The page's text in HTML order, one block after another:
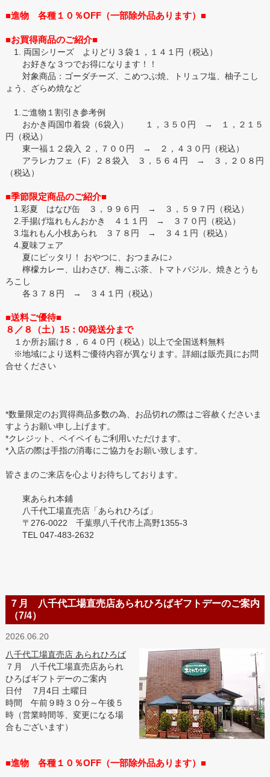
■進物 各種１０％OFF（一部除外品あります）■
■お買得商品のご紹介■
1. 両国シリーズ よりどり３袋１，１４１円（税込）
お好きな３つでお得になります！！
対象商品：ゴーダチーズ、こめつぶ焼、トリュフ塩、柚子こし
ょう、ざらめ焼など
1.ご進物１割引き参考例
おかき両国巾着袋（6袋入） １，３５０円 → １，２１５
円（税込）
東一福１２袋入 ２，７００円 → ２，４３０円（税込）
アラレカフェ（F）２８袋入 ３，５６４円 → ３，２０８円
（税込）
■季節限定商品のご紹介■
1.彩夏 はなび缶 ３，９９６円 → ３，５９７円（税込）
2.手揚げ塩れもんおかき ４１１円 → ３７０円（税込）
3.塩れもん小枝あられ ３７８円 → ３４１円（税込）
4.夏味フェア
夏にピッタリ！ おやつに、おつまみに♪
檸檬カレー、山わさび、梅こぶ茶、トマトバジル、焼きとうも
ろこし
各３７８円 → ３４１円（税込）
■送料ご優待■
８／８（土）15：00発送分まで
１か所お届け８，６４０円（税込）以上で全国送料無料
※地域により送料ご優待内容が異なります。詳細は販売員にお問
合せください
*数量限定のお買得商品多数の為、お品切れの際はご容赦くださいま
すようお願い申し上げます。
*クレジット、ペイペイもご利用いただけます。
*入店の際は手指の消毒にご協力をお願い致します。
皆さまのご来店を心よりお待ちしております。
東あられ本鋪
八千代工場直売店「あられひろば」
〒276-0022 千葉県八千代市上高野1355-3
TEL 047-483-2632
７月 八千代工場直売店あられひろばギフトデーのご案内
（7/4）
2026.06.20
八千代工場直売店 あられひろば
７月 八千代工場直売店あられ
ひろばギフトデーのご案内
日付 7月4日 土曜日
時間 午前９時３０分～午後５
時（営業時間等、変更になる場
合もございます）
■進物 各種１０％OFF（一部除外品あります）■